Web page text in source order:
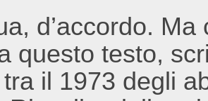
d’accordo.
questo testo,
il 1973 degli